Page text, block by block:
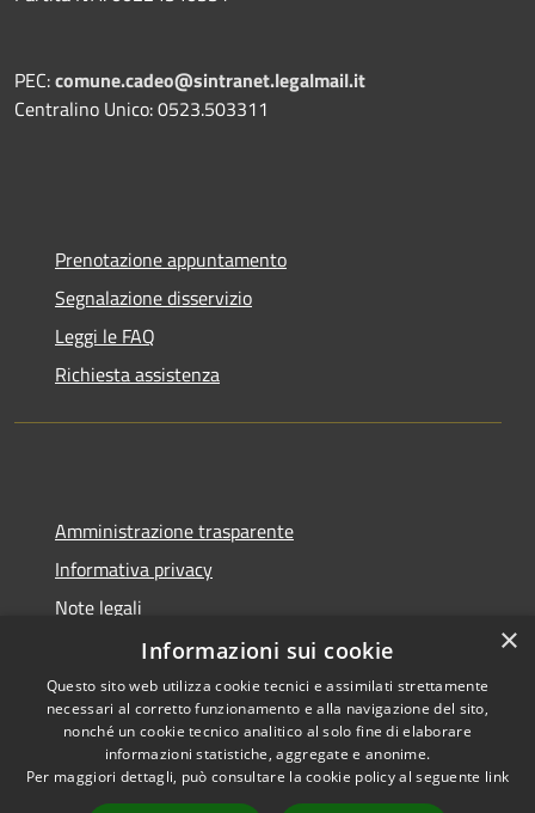
PEC:comune.cadeo@sintranet.legalmail.it
Centralino Unico: 0523.503311
Prenotazione appuntamento
Segnalazione disservizio
Leggi le FAQ
Richiesta assistenza
Amministrazione trasparente
Informativa privacy
Note legali
Dichiarazione di accessibilità
RSS
Accessibilità
Copyright © 2026 • Comune di
Cadeo • Powered by
×
Informazioni sui cookie
Questo sito web utilizza cookie tecnici e assimilati strettamente
necessari al corretto funzionamento e alla navigazione del sito,
nonché un cookie tecnico analitico al solo fine di elaborare
informazioni statistiche, aggregate e anonime.
Per maggiori dettagli, può consultare la cookie policy al seguente link